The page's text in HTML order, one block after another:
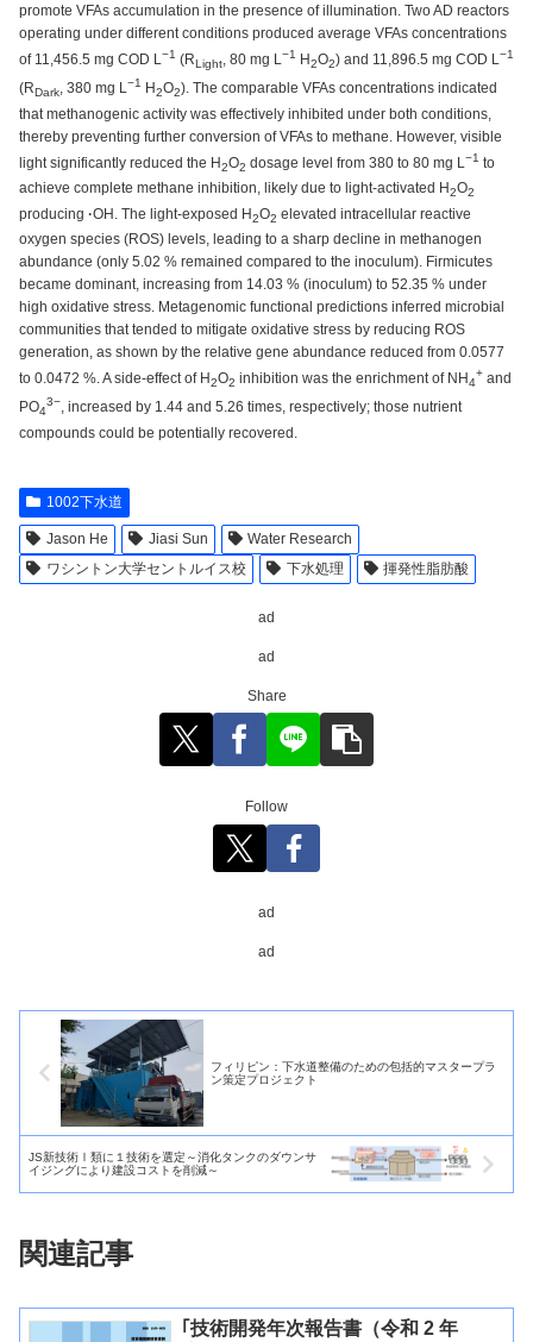
promote VFAs accumulation in the presence of illumination. Two AD reactors
operating under different conditions produced average VFAs concentrations
of 11,456.5 mg COD L−1 (RLight, 80 mg L−1 H2O2) and 11,896.5 mg COD L−1
(RDark, 380 mg L−1 H2O2). The comparable VFAs concentrations indicated
that methanogenic activity was effectively inhibited under both conditions,
thereby preventing further conversion of VFAs to methane. However, visible
light significantly reduced the H2O2 dosage level from 380 to 80 mg L −1 to
achieve complete methane inhibition, likely due to light-activated H2O2
producing ·OH. The light-exposed H2O2 elevated intracellular reactive
oxygen species (ROS) levels, leading to a sharp decline in methanogen
abundance (only 5.02 % remained compared to the inoculum). Firmicutes
became dominant, increasing from 14.03 % (inoculum) to 52.35 % under
high oxidative stress. Metagenomic functional predictions inferred microbial
communities that tended to mitigate oxidative stress by reducing ROS
generation, as shown by the relative gene abundance reduced from 0.0577
to 0.0472 %. A side-effect of H2O2 inhibition was the enrichment of NH4
+ and
PO4
3−, increased by 1.44 and 5.26 times, respectively; those nutrient
compounds could be potentially recovered.
1002下水道
Jason He Jiasi Sun
Water Research
ワシントン大学セントルイス校
下水処理 揮発性脂肪酸
ad
ad
Share
Follow
ad
ad
フィリピン：下水道整備のための包括的マスタープラ
ン策定プロジェクト
JS新技術Ⅰ類に１技術を選定～消化タンクのダウンサ
イジングにより建設コストを削減～
関連記事
｢技術開発年次報告書（令和 2 年